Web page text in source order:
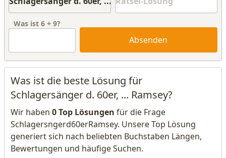
Was ist 6 + 9?
Absenden
Was ist die beste Lösung für
Schlagersänger d. 60er, ... Ramsey?
Wir haben 0 Top Lösungen für die Frage
Schlagersngerd60erRamsey. Unsere Top Lösung
generiert sich nach beliebten Buchstaben Längen,
Bewertungen und häufige Suchen.